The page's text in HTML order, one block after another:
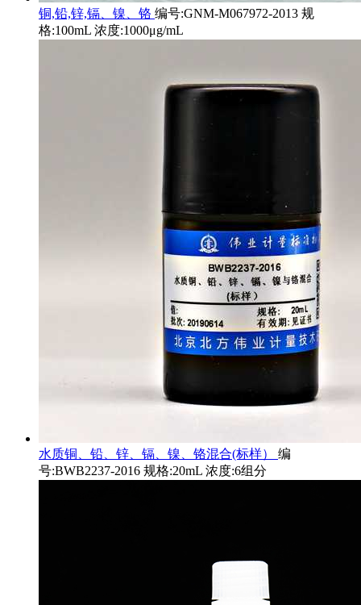
铜,铅,锌,镉、镍、铬 编号:GNM-M067972-2013 规
格:100mL 浓度:1000μg/mL
水质铜、铅、锌、镉、镍、铬混合(标样） 编
号:BWB2237-2016 规格:20mL 浓度:6组分